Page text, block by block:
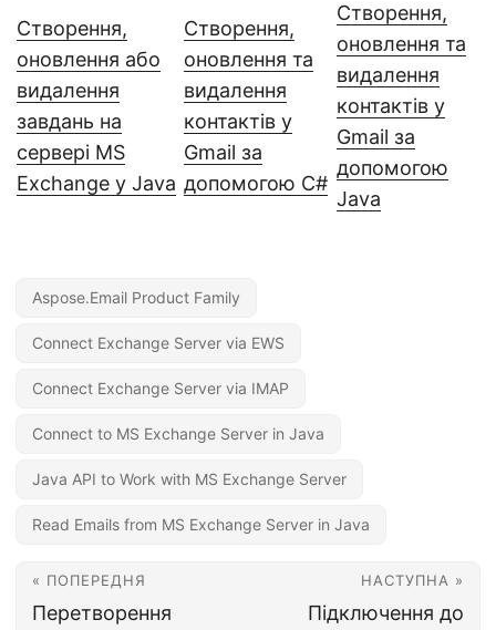
Створення,
оновлення або
видалення
завдань на
сервері MS
Exchange у Java
Створення,
оновлення та
видалення
контактів у
Gmail за
допомогою C#
Створення,
оновлення та
видалення
контактів у
Gmail за
допомогою
Java
Aspose.Email Product Family
Connect Exchange Server via EWS
Connect Exchange Server via IMAP
Connect to MS Exchange Server in Java
Java API to Work with MS Exchange Server
Read Emails from MS Exchange Server in Java
« ПОПЕРЕДНЯ
Перетворення
НАСТУПНА »
Підключення до